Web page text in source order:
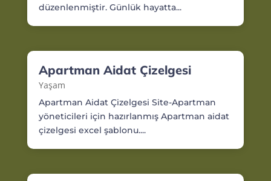
düzenlenmiştir. Günlük hayatta...
Apartman Aidat Çizelgesi
Yaşam
Apartman Aidat Çizelgesi Site-Apartman
yöneticileri için hazırlanmış Apartman aidat
çizelgesi excel şablonu....